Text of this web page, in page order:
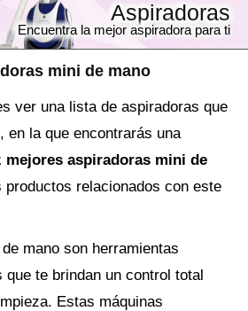
mini de mano
Aspiradoras
Encuentra la mejor aspiradora para ti
ver una lista de aspiradoras que
en la que encontrarás una
mejores aspiradoras mini de
productos relacionados con este
mano son herramientas
te brindan un control total
Estas máquinas